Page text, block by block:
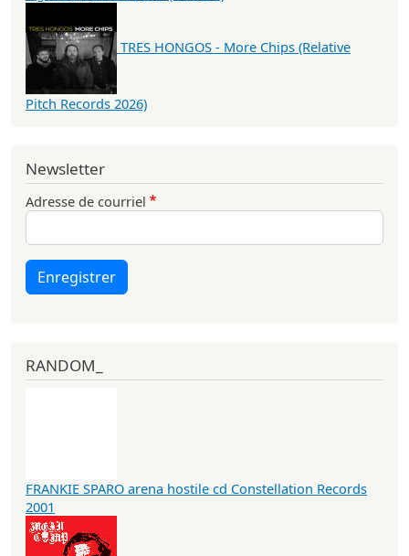
TRES HONGOS - More Chips (Relative
Pitch Records 2026)
Newsletter
Adresse de courriel
Enregistrer
RANDOM_
FRANKIE SPARO arena hostile cd Constellation Records
2001